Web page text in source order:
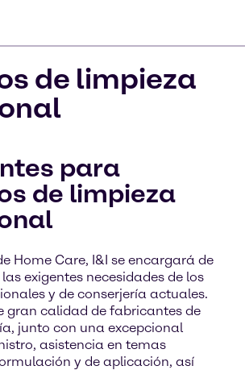
de limpieza
para
de limpieza
Home Care, I&I se encargará de
exigentes necesidades de los
y de conserjería actuales.
gran calidad de fabricantes de
junto con una excepcional
asistencia en temas
y de aplicación, así